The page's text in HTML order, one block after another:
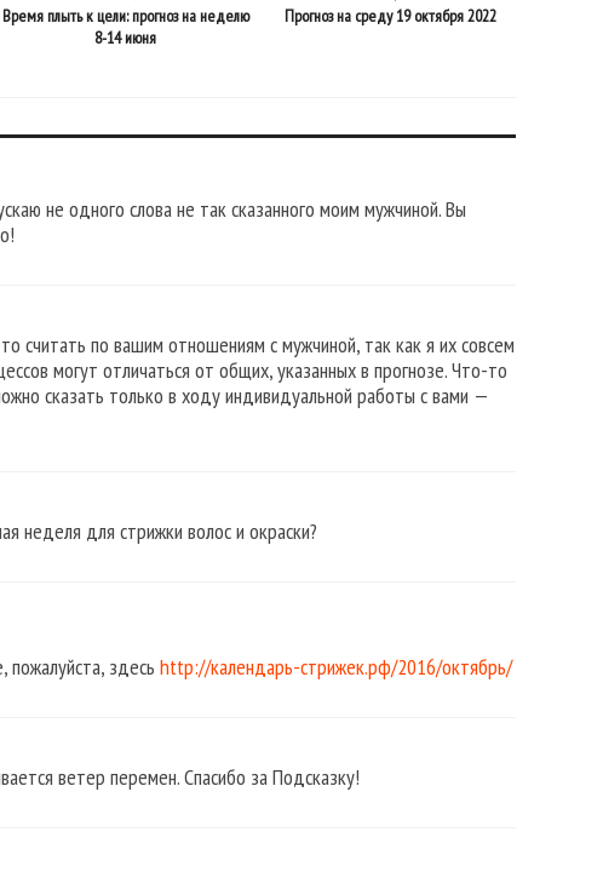
Время плыть к цели: прогноз на неделю
8-14 июня
Прогноз на среду 19 октября 2022
не одного слова не так сказанного моим мужчиной. Вы
считать по вашим отношениям с мужчиной, так как я их совсем
могут отличаться от общих, указанных в прогнозе. Что-то
сказать только в ходу индивидуальной работы с вами —
неделя для стрижки волос и окраски?
пожалуйста, здесь http://календарь-стрижек.рф/2016/октябрь/
ветер перемен. Спасибо за Подсказку!